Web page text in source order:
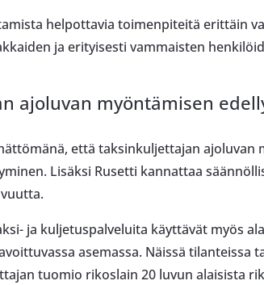
helpottavia toimenpiteitä erittäin
ja erityisesti vammaisten
ajoluvan myöntämisen
että taksinkuljettajan ajoluvan
Lisäksi Rusetti kannattaa
ja kuljetuspalveluita käyttävät myös
asemassa. Näissä
tuomio rikoslain 20 luvun alaisista